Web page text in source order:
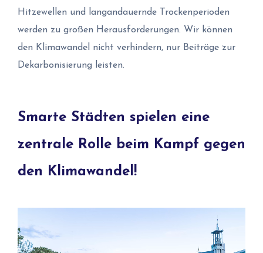
Hitzewellen und langandauernde Trockenperioden
werden zu großen Herausforderungen. Wir können
den Klimawandel nicht verhindern, nur Beiträge zur
Dekarbonisierung leisten.
Smarte Städten spielen eine
zentrale Rolle beim Kampf gegen
den Klimawandel!